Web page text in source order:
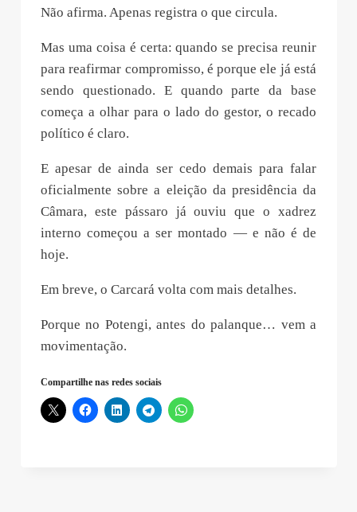
Não afirma. Apenas registra o que circula.
Mas uma coisa é certa: quando se precisa reunir
para reafirmar compromisso, é porque ele já está
sendo questionado. E quando parte da base
começa a olhar para o lado do gestor, o recado
político é claro.
E apesar de ainda ser cedo demais para falar
oficialmente sobre a eleição da presidência da
Câmara, este pássaro já ouviu que o xadrez
interno começou a ser montado — e não é de
hoje.
Em breve, o Carcará volta com mais detalhes.
Porque no Potengi, antes do palanque… vem a
movimentação.
Compartilhe nas redes sociais